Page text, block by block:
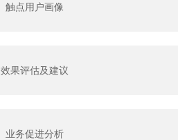
触点用户画像
效果评估及建议
业务促进分析